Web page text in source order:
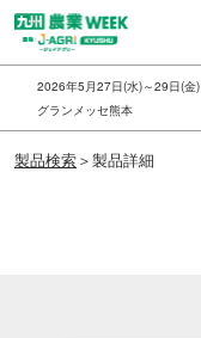
ス
キ
ッ
し
て
2026年5月27日(水)～29日(金)
グランメッセ熊本
製品検索＞製品詳細